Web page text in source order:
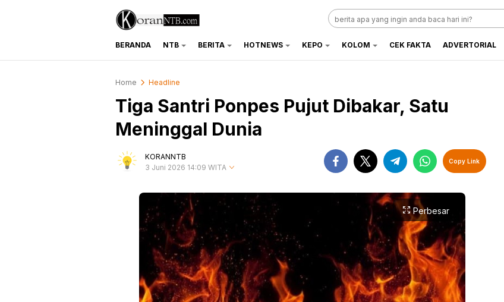
koranntb.com
BERANDA NTB BERITA HOTNEWS KEPO KOLOM CEK FAKTA ADVERTORIAL
Home Headline
Tiga Santri Ponpes Pujut Dibakar, Satu
Meninggal Dunia
KORANNTB
3 Juni 2026 14:09 WITA
Copy Link
Perbesar